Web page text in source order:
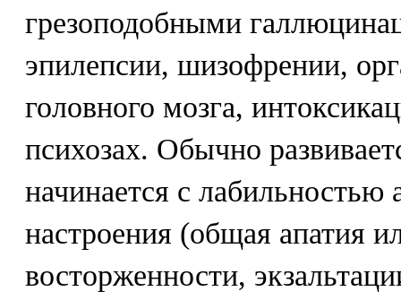
грезоподобными
эпилепсии, шизофрении,
головного мозга,
психозах. Обычно
начинается с
настроения (общая апатия
восторженности,